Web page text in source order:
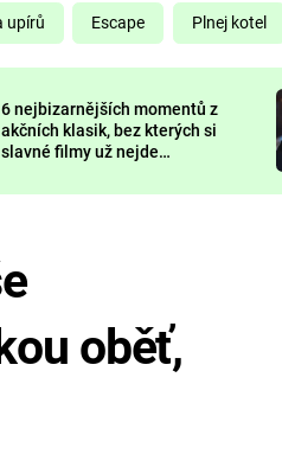
CHUCK
upírů Escape Plnej kotel
6 nejbizarnějších momentů z
akčních klasik, bez kterých si
slavné filmy už nejde
oběť,